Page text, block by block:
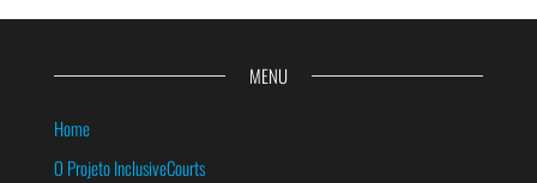
MENU
Home
O Projeto InclusiveCourts